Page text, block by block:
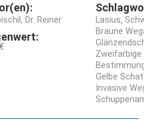
Dr. Reiner Lasius
Braune
Gelbe
Invasive